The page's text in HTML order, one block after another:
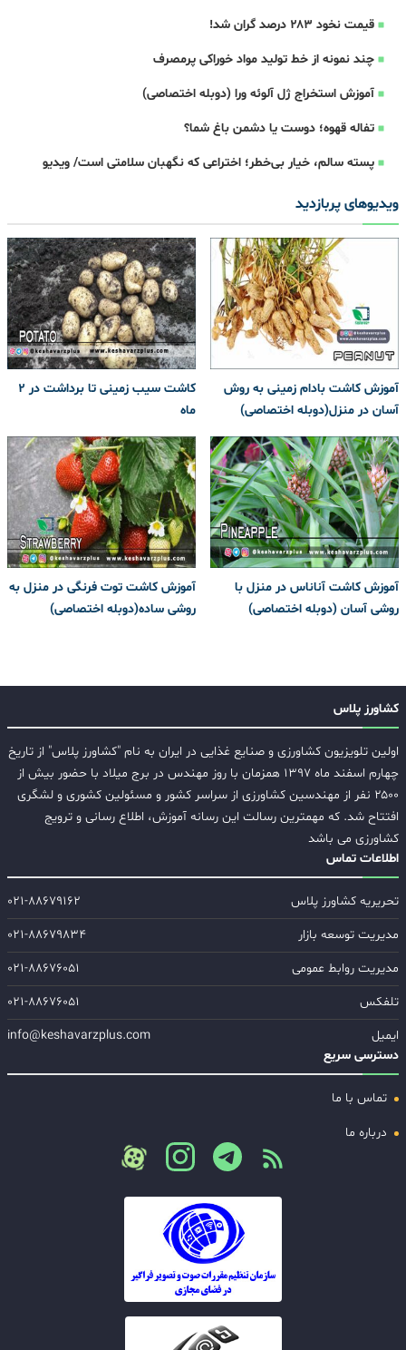
قیمت نخود ۲۸۳ درصد گران شد!
چند نمونه از خط تولید مواد خوراکی پرمصرف
آموزش استخراج ژل آلوئه ورا (دوبله اختصاصی)
تفاله‌ قهوه؛ دوست یا دشمن باغ شما؟
پسته سالم، خیار بی‌خطر؛ اختراعی که نگهبان سلامتی است/ ویدیو
ویدیوهای پربازدید
آموزش کاشت بادام زمینی به روش
آسان در منزل(دوبله اختصاصی)
کاشت سیب زمینی تا برداشت در ۲
ماه
آموزش کاشت آناناس در منزل با
روشی آسان (دوبله اختصاصی)
آموزش کاشت توت فرنگی در منزل به
روشی ساده(دوبله اختصاصی)
کشاورز پلاس
اولین تلویزیون کشاورزی و صنایع غذایی در ایران به نام "کشاورز پلاس" از تاریخ
چهارم اسفند ماه ۱۳۹۷ همزمان با روز مهندس در برج میلاد با حضور بیش از
۲۵۰۰ نفر از مهندسین کشاورزی از سراسر کشور و مسئولین کشوری و لشگری
افتتاح شد. که مهمترین رسالت این رسانه آموزش، اطلاع رسانی و ترویج
کشاورزی می باشد
اطلاعات تماس
تحریریه کشاورز پلاس
۰۲۱-۸۸۶۷۹۱۶۲
مدیریت توسعه بازار
۰۲۱-۸۸۶۷۹۸۳۴
مدیریت روابط عمومی
۰۲۱-۸۸۶۷۶۰۵۱
تلفکس
۰۲۱-۸۸۶۷۶۰۵۱
ایمیل
info@keshavarzplus.com
دسترسی سریع
تماس با ما
درباره ما